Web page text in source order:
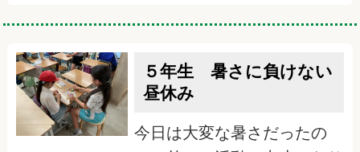
５年生 暑さに負けない
昼休み
今日は大変な暑さだったの